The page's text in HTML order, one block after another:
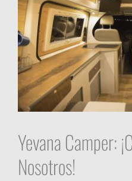
Yevana Camper:
Nosotros!